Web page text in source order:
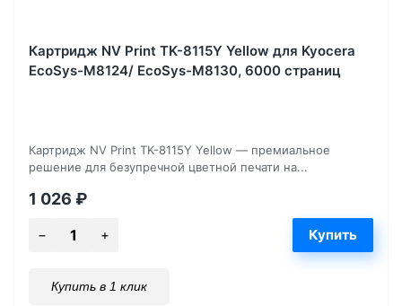
Картридж NV Print TK-8115Y Yellow для Kyocera
EcoSys-M8124/ EcoSys-M8130, 6000 страниц
Картридж NV Print TK-8115Y Yellow — премиальное
решение для безупречной цветной печати на...
1 026 ₽
Купить в 1 клик